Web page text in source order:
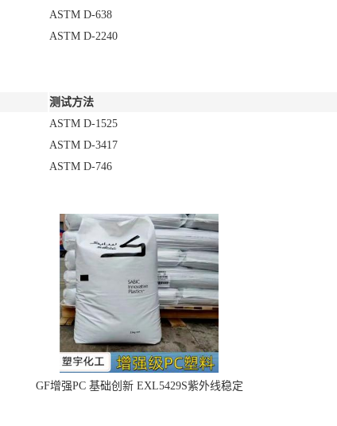
ASTM D-638
ASTM D-2240
测试方法
ASTM D-1525
ASTM D-3417
ASTM D-746
GF增强PC 基础创新 EXL5429S紫外线稳定